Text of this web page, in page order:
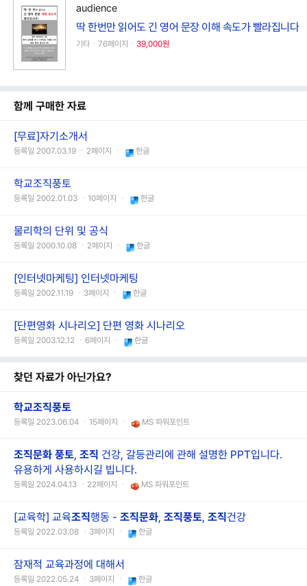
audience
딱 한번만 읽어도 긴 영어 문장 이해 속도가 빨라집니다
기타ㆍ76페이지ㆍ 39,000원
함께 구매한 자료
[무료]자기소개서
등록일 2007.03.19 ㆍ2페이지 ㆍ 한글
학교조직풍토
등록일 2002.01.03 ㆍ10페이지 ㆍ 한글
물리학의 단위 및 공식
등록일 2000.10.08 ㆍ2페이지 ㆍ 한글
[인터넷마케팅] 인터넷마케팅
등록일 2002.11.19 ㆍ3페이지 ㆍ 한글
[단편영화 시나리오] 단편 영화 시나리오
등록일 2003.12.12 ㆍ6페이지 ㆍ 한글
찾던 자료가 아닌가요?
학교조직풍토
등록일 2023.06.04 ㆍ15페이지 ㆍ MS 파워포인트
조직문화 풍토, 조직 건강, 갈등관리에 관해 설명한 PPT입니다.
유용하게 사용하시길 빕니다.
등록일 2024.04.13 ㆍ22페이지 ㆍ MS 파워포인트
[교육학] 교육조직행동 - 조직문화, 조직풍토, 조직건강
등록일 2022.03.08 ㆍ3페이지 ㆍ 한글
잠재적 교육과정에 대해서
등록일 2022.05.24 ㆍ3페이지 ㆍ 한글